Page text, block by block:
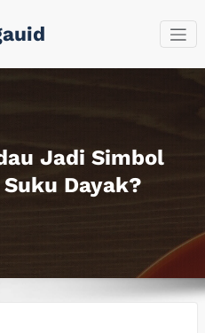
Jadi Simbol
Dayak?